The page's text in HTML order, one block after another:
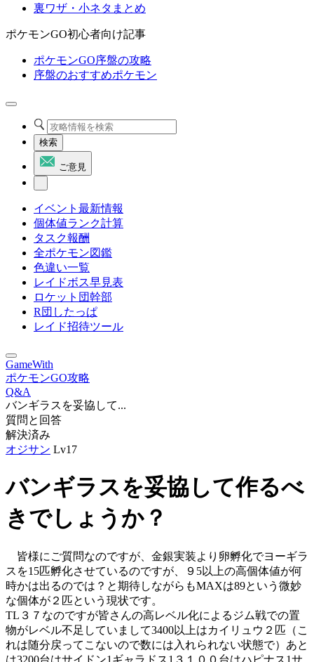
裏ワザ・小ネタまとめ
ポケモンGO初心者向け記事
ポケモンGO序盤の攻略
序盤のおすすめポケモン
検索
ご意見
イベント最新情報
個体値ランク計算
タスク報酬
全ポケモン図鑑
色違い一覧
レイドボス早見表
ロケット団幹部
R団したっぱ
レイド招待ツール
GameWith
ポケモンGO攻略
Q&A
バンギラスを妥協して...
質問と回答
解決済み
オジサン Lv17
バンギラスを妥協して作るべ
きでしょうか？
皆様にご質問なのですが、金銀実装より卵孵化でヨーギラ
スを15匹孵化させているのですが、９5以上の高個体値が何
時かは出るのでは？と期待しながらもMAXは89という微妙
な個体が２匹という現状です。
TL３７なのですが皆さんの高レベル化によるジム戦での置
物がレベル不足していまして3400以上はカイリュウ２匹（こ
れは随分戻ってこないので数には入れられない状態で）あと
は3200台はサイドン1ギャラドス1３１００台はハピナス1サ